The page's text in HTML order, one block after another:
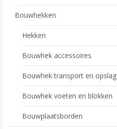
Bouwhekken
Hekken
Bouwhek accessoires
Bouwhek transport en opslag
Bouwhek voeten en blokken
Bouwplaatsborden